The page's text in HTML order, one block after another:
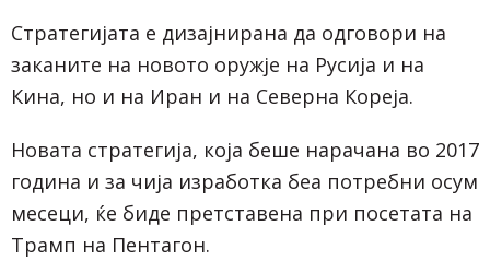
Стратегијата е дизајнирана да одговори на
заканите на новото оружје на Русија и на
Кина, но и на Иран и на Северна Кореја.
Новата стратегија, која беше нарачана во 2017
година и за чија изработка беа потребни осум
месеци, ќе биде претставена при посетата на
Трамп на Пентагон.